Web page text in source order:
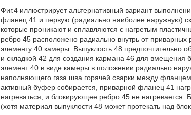
Фиг.4 иллюстрирует альтернативный вариант
фланец 41 и первую (радиально наиболее наружную)
которые проникают и сплавляются с нагретым
ребро 45 расположено радиально внутрь от
элементу 40 камеры. Выпуклость 48
и складкой 42 для создания кармана 46 для
элемент 40 в виде камеры в положении радиально
наполняющего газа шва горячей сварки между
активный буфер собирается, приварной фланец 41
нагреваться, и блокирующее ребро 45 не
(хотя материал выпуклости 48 может протекать над